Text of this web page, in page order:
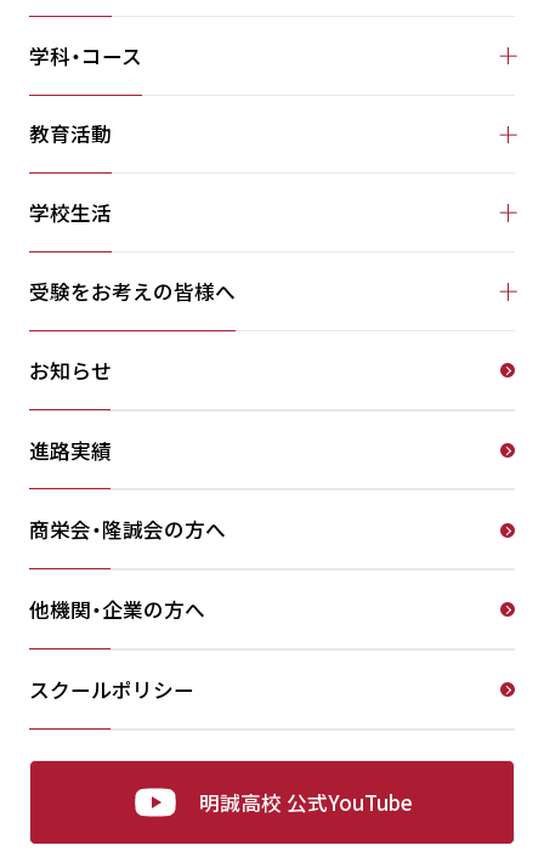
学科・コース
教育活動
学校生活
受験をお考えの皆様へ
お知らせ
進路実績
商栄会・隆誠会の方へ
他機関・企業の方へ
スクールポリシー
明誠高校 公式YouTube